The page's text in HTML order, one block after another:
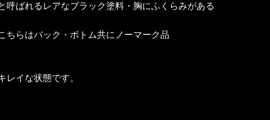
ばれるレアなブラック塗料・胸にふくらみがある
ちらはバック・ボトム共にノーマーク品
イな状態です。